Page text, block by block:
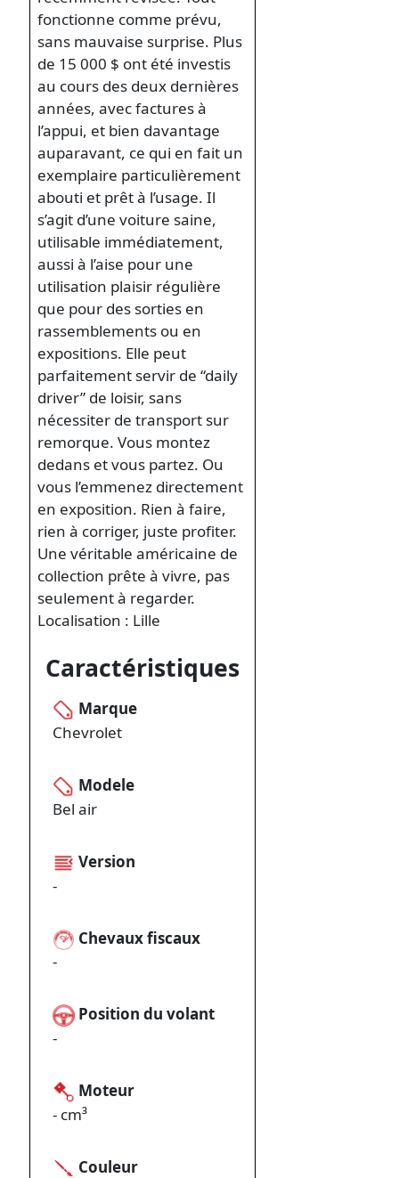
fonctionne comme prévu,
sans mauvaise surprise. Plus
de 15 000 $ ont été investis
au cours des deux dernières
années, avec factures à
l’appui, et bien davantage
auparavant, ce qui en fait un
exemplaire particulièrement
abouti et prêt à l’usage. Il
s’agit d’une voiture saine,
utilisable immédiatement,
aussi à l’aise pour une
utilisation plaisir régulière
que pour des sorties en
rassemblements ou en
expositions. Elle peut
parfaitement servir de “daily
driver” de loisir, sans
nécessiter de transport sur
remorque. Vous montez
dedans et vous partez. Ou
vous l’emmenez directement
en exposition. Rien à faire,
rien à corriger, juste profiter.
Une véritable américaine de
collection prête à vivre, pas
seulement à regarder.
Localisation : Lille
Caractéristiques
Marque
Chevrolet
Modele
Bel air
Version
-
Chevaux fiscaux
-
Position du volant
-
Moteur
- cm³
Couleur